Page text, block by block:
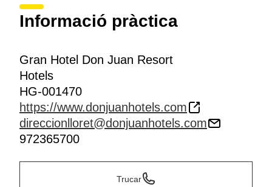
Informació pràctica
Gran Hotel Don Juan Resort
Hotels
HG-001470
https://www.donjuanhotels.com
direccionlloret@donjuanhotels.com
972365700
Trucar